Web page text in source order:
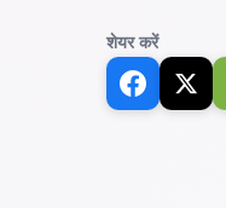
शेयर करें